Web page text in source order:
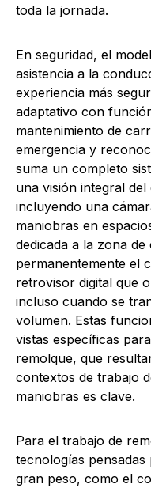
toda la jornada.
En seguridad, el
asistencia a la
experiencia más
adaptativo con
mantenimiento de
emergencia y
suma un completo
una visión integral
incluyendo una
maniobras en
dedicada a la zona
permanentemente el
retrovisor digital que
incluso cuando se
volumen. Estas
vistas específicas
remolque, que
contextos de trabajo
maniobras es clave.
Para el trabajo de
tecnologías
gran peso, como el